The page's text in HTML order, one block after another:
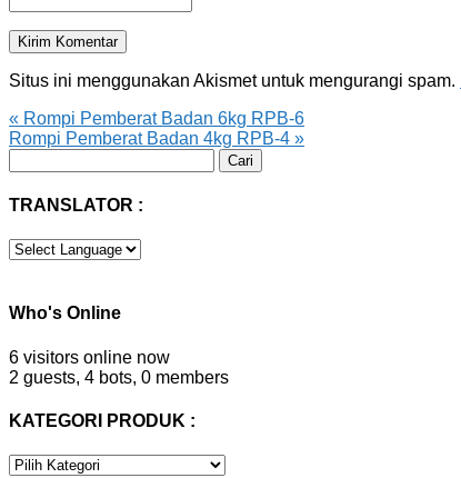
Situs ini menggunakan Akismet untuk mengurangi spam.
« Rompi Pemberat Badan 6kg RPB-6
Rompi Pemberat Badan 4kg RPB-4 »
untuk:
TRANSLATOR :
Who's Online
6 visitors online now
2 guests, 4 bots, 0 members
KATEGORI PRODUK :
KATEGORI